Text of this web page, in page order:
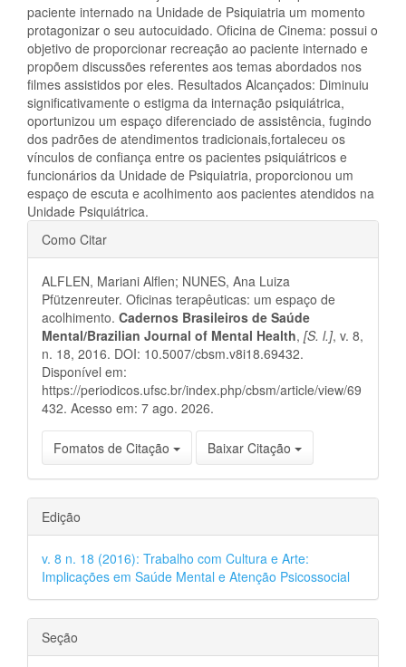
paciente internado na Unidade de Psiquiatria um momento
protagonizar o seu autocuidado. Oficina de Cinema: possui o
objetivo de proporcionar recreação ao paciente internado e
propõem discussões referentes aos temas abordados nos
filmes assistidos por eles. Resultados Alcançados: Diminuiu
significativamente o estigma da internação psiquiátrica,
oportunizou um espaço diferenciado de assistência, fugindo
dos padrões de atendimentos tradicionais,fortaleceu os
vínculos de confiança entre os pacientes psiquiátricos e
funcionários da Unidade de Psiquiatria, proporcionou um
espaço de escuta e acolhimento aos pacientes atendidos na
Unidade Psiquiátrica.
Detalhes
do
artigo
Como Citar
ALFLEN, Mariani Alflen; NUNES, Ana Luiza
Pfützenreuter. Oficinas terapêuticas: um espaço de
acolhimento. Cadernos Brasileiros de Saúde
Mental/Brazilian Journal of Mental Health, [S. l.], v. 8,
n. 18, 2016. DOI: 10.5007/cbsm.v8i18.69432.
Disponível em:
https://periodicos.ufsc.br/index.php/cbsm/article/view/69
432. Acesso em: 7 ago. 2026.
Fomatos de Citação Baixar Citação
Edição
v. 8 n. 18 (2016): Trabalho com Cultura e Arte:
Implicações em Saúde Mental e Atenção Psicossocial
Seção